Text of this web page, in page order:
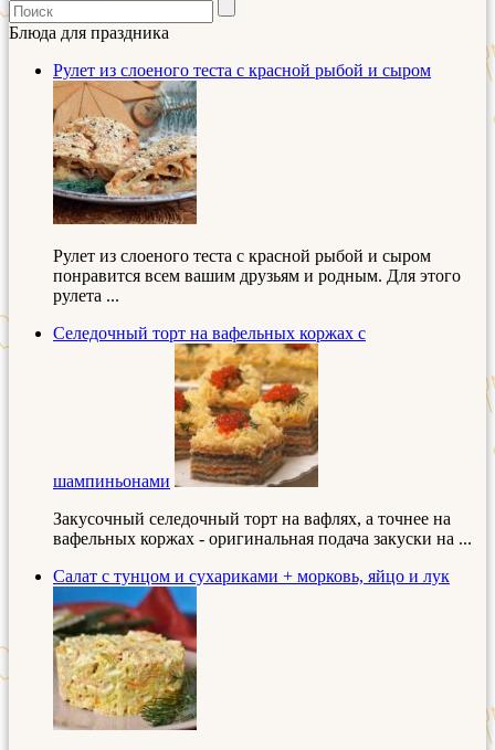
Блюда для праздника
Рулет из слоеного теста с красной рыбой и сыром
Рулет из слоеного теста с красной рыбой и сыром
понравится всем вашим друзьям и родным. Для этого
рулета ...
Селедочный торт на вафельных коржах с
шампиньонами
Закусочный селедочный торт на вафлях, а точнее на
вафельных коржах - оригинальная подача закуски на ...
Салат с тунцом и сухариками + морковь, яйцо и лук